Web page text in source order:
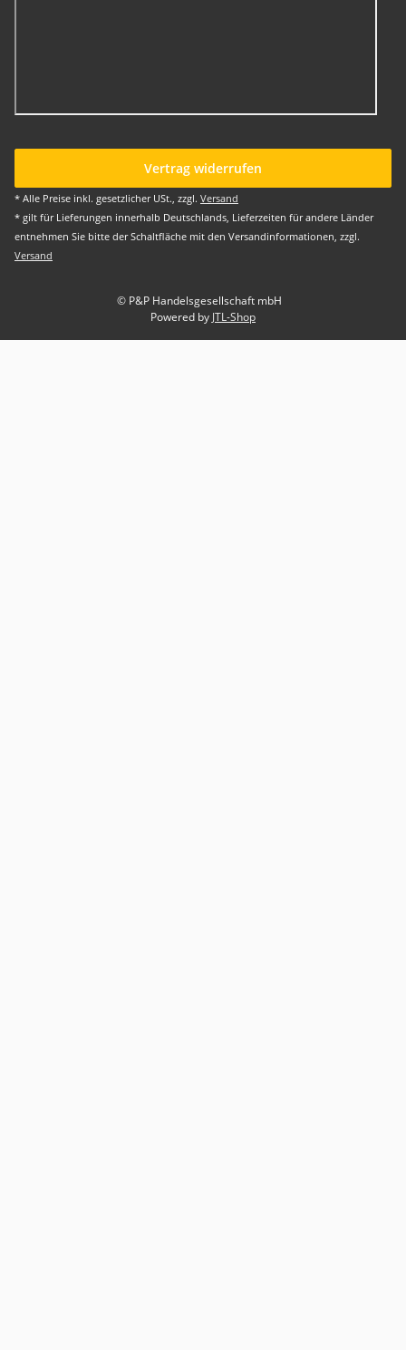
Vertrag widerrufen
* Alle Preise inkl. gesetzlicher USt., zzgl. Versand
* gilt für Lieferungen innerhalb Deutschlands, Lieferzeiten für andere Länder
entnehmen Sie bitte der Schaltfläche mit den Versandinformationen, zzgl.
Versand
© P&P Handelsgesellschaft mbH
Powered by JTL-Shop